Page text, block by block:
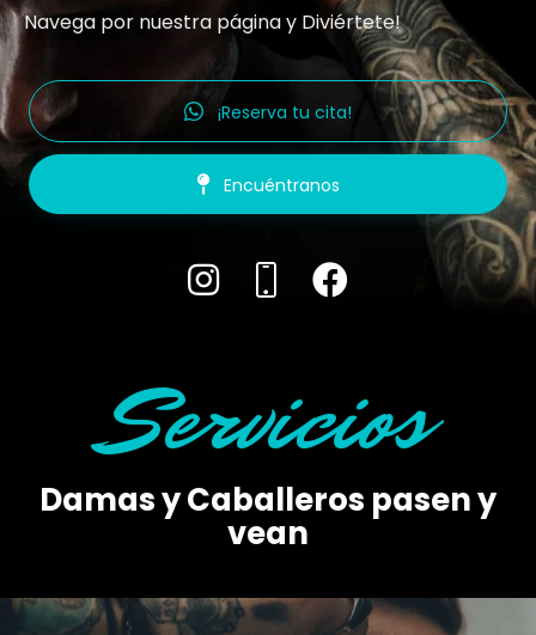
Navega por nuestra página y Diviértete!
¡Reserva tu cita!
Encuéntranos
Servicios
Damas y Caballeros pasen y
vean